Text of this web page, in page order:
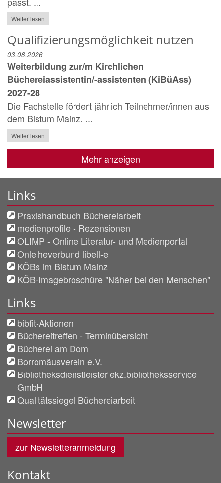
Weiter lesen
Qualifizierungsmöglichkeit nutzen
03.08.2026
Weiterbildung zur/m Kirchlichen
Büchereiassistentin/-assistenten (KiBüAss)
2027-28
Die Fachstelle fördert jährlich Teilnehmer/innen aus
dem Bistum Mainz. ...
Weiter lesen
Mehr anzeigen
Links
Praxishandbuch Büchereiarbeit
medienprofile - Rezensionen
OLIMP - Online Literatur- und Medienportal
Onleiheverbund libell-e
KÖBs im Bistum Mainz
KÖB-Imagebroschüre "Näher bei den Menschen"
Links
bibfit-Aktionen
Büchereitreffen - Terminübersicht
Bücherei am Dom
Borromäusverein e.V.
Bibliotheksdienstleister ekz.bibliotheksservice
GmbH
Qualitätssiegel Büchereiarbeit
Newsletter
zur Newsletteranmeldung
Kontakt